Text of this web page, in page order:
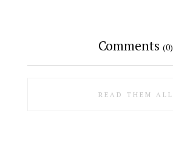
Comments(0)
READ THEM ALL